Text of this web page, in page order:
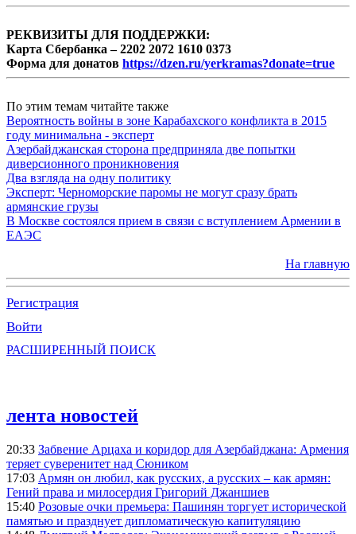
РЕКВИЗИТЫ ДЛЯ ПОДДЕРЖКИ:
Карта Сбербанка – 2202 2072 1610 0373
Форма для донатов https://dzen.ru/yerkramas?donate=true
По этим темам читайте также
Вероятность войны в зоне Карабахского конфликта в 2015
году минимальна - эксперт
Азербайджанская сторона предприняла две попытки
диверсионного проникновения
Два взгляда на одну политику
Эксперт: Черноморские паромы не могут сразу брать
армянские грузы
В Москве состоялся прием в связи с вступлением Армении в
ЕАЭС
На главную
Регистрация
Войти
РАСШИРЕННЫЙ ПОИСК
лента новостей
20:33 Забвение Арцаха и коридор для Азербайджана: Армения
теряет суверенитет над Сюником
17:03 Армян он любил, как русских, а русских – как армян:
Гений права и милосердия Григорий Джаншиев
15:40 Розовые очки премьера: Пашинян торгует исторической
памятью и празднует дипломатическую капитуляцию